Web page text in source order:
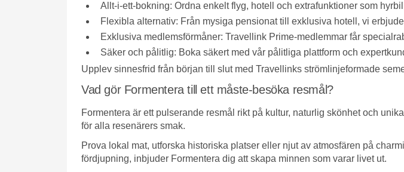
Allt-i-ett-bokning: Ordna enkelt flyg, hotell och extrafunktioner som
Flexibla alternativ: Från mysiga pensionat till exklusiva hotell, vi
Exklusiva medlemsförmåner: Travellink Prime-medlemmar får
Säker och pålitlig: Boka säkert med vår pålitliga plattform och
Upplev sinnesfrid från början till slut med Travellinks strömlinjeformade
Vad gör Formentera till ett måste-besöka resmål?
Formentera är ett pulserande resmål rikt på kultur, naturlig skönhet och
för alla resenärers smak.
Prova lokal mat, utforska historiska platser eller njut av atmosfären på
fördjupning, inbjuder Formentera dig att skapa minnen som varar livet ut.